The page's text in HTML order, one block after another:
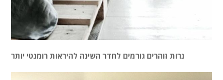
נרות זוהרים גורמים לחדר השינה להיראות רומנטי יותר